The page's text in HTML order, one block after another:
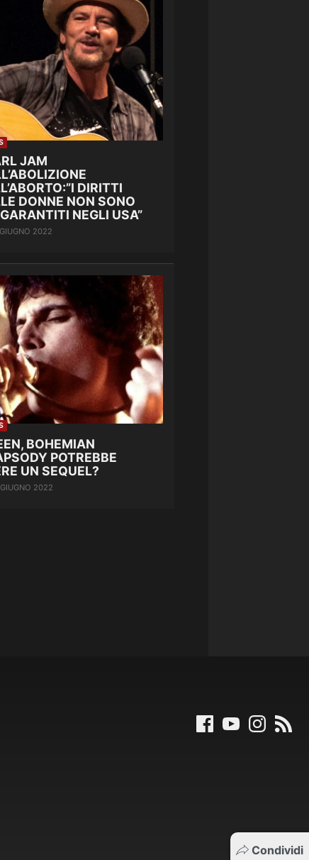
JAM
DIRITTI
DONNE NON SONO
NEGLI USA”
2022
BOHEMIAN
POTREBBE
UN SEQUEL?
2022
Condividi